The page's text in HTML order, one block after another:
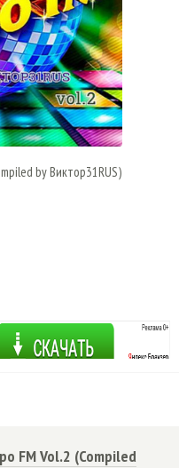
by Виктор31RUS)
FM Vol.2 (Compiled